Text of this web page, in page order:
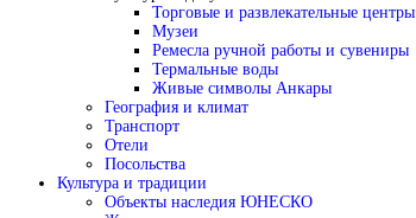
Торговые и развлекательные центры
Музеи
Ремесла ручной работы и сувениры
Термальные воды
Живые символы Анкары
География и климат
Транспорт
Отели
Посольства
Культура и традиции
Объекты наследия ЮНЕСКО